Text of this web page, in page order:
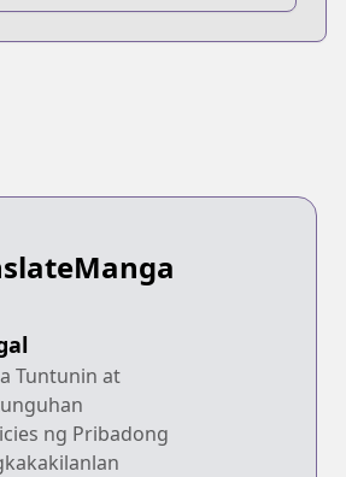
Tuntunin at
ng Pribadong